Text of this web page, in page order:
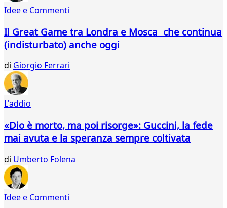
Idee e Commenti
Il Great Game tra Londra e Mosca che continua
(indisturbato) anche oggi
di Giorgio Ferrari
L'addio
«Dio è morto, ma poi risorge»: Guccini, la fede
mai avuta e la speranza sempre coltivata
di Umberto Folena
Idee e Commenti